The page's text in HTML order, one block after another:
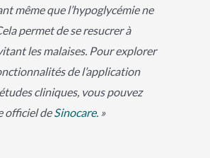
même que l’hypoglycémie ne
permet de se resucrer à
les malaises. Pour explorer
de l’application
cliniques, vous pouvez
officiel deSinocare. »